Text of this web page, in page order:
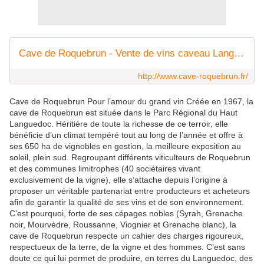
Cave de Roquebrun - Vente de vins caveau Languedoc-Roussillon
http://www.cave-roquebrun.fr/
Cave de Roquebrun Pour l’amour du grand vin Créée en 1967, la
cave de Roquebrun est située dans le Parc Régional du Haut
Languedoc. Héritière de toute la richesse de ce terroir, elle
bénéficie d’un climat tempéré tout au long de l’année et offre à
ses 650 ha de vignobles en gestion, la meilleure exposition au
soleil, plein sud. Regroupant différents viticulteurs de Roquebrun
et des communes limitrophes (40 sociétaires vivant
exclusivement de la vigne), elle s’attache depuis l’origine à
proposer un véritable partenariat entre producteurs et acheteurs
afin de garantir la qualité de ses vins et de son environnement.
C’est pourquoi, forte de ses cépages nobles (Syrah, Grenache
noir, Mourvèdre, Roussanne, Viognier et Grenache blanc), la
cave de Roquebrun respecte un cahier des charges rigoureux,
respectueux de la terre, de la vigne et des hommes. C’est sans
doute ce qui lui permet de produire, en terres du Languedoc, des